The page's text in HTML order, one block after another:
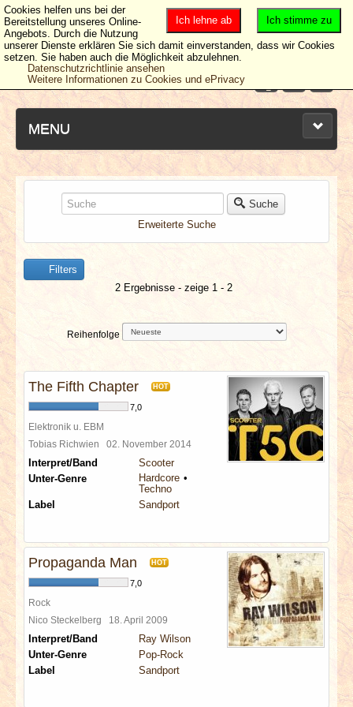
MENU
NEUESTE ARTIKEL
NEWS & DATES
BERICHTE
VERLOSUNGEN
SPECIALS
REDAKTION
LINKS
Suche
Erweiterte Suche
Filters
2 Ergebnisse - zeige 1 - 2
Reihenfolge
The Fifth Chapter HOT
7,0
Elektronik u. EBM
Tobias Richwien 02. November 2014
Interpret/Band
Scooter
Unter-Genre
Hardcore
Techno
Label
Sandport
Propaganda Man HOT
7,0
Rock
Nico Steckelberg 18. April 2009
Interpret/Band
Ray Wilson
Unter-Genre
Pop-Rock
Label
Sandport
Ich stimme zu
Ich lehne ab
Cookies helfen uns bei der
Bereitstellung unseres Online-
Angebots. Durch die Nutzung
unserer Dienste erklären Sie sich damit einverstanden, dass wir Cookies
setzen. Sie haben auch die Möglichkeit abzulehnen.
Datenschutzrichtlinie ansehen
Weitere Informationen zu Cookies und ePrivacy